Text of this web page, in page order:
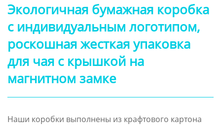
Экологичная бумажная коробка
с индивидуальным логотипом,
роскошная жесткая упаковка
для чая с крышкой на
магнитном замке
Наши коробки выполнены из крафтового картона